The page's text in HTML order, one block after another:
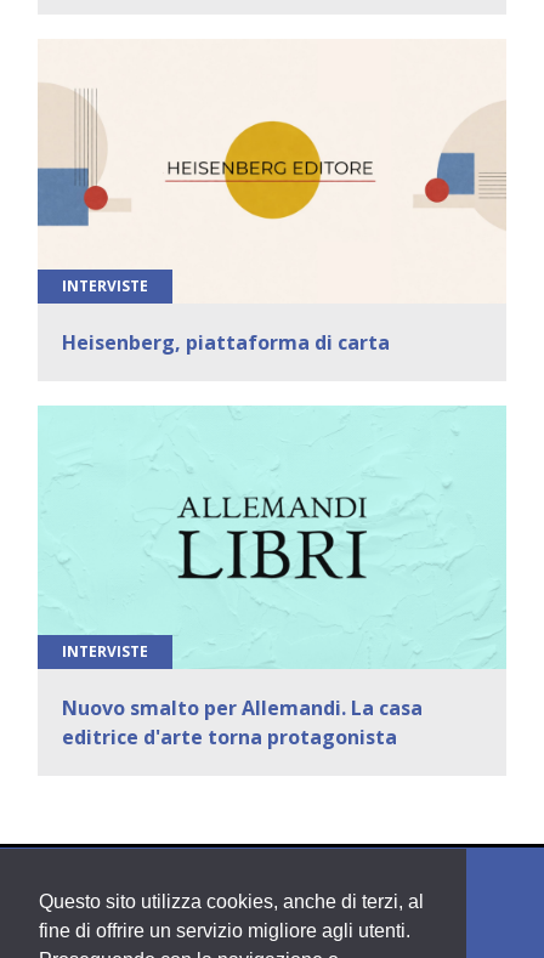
Questo sito utilizza cookies, anche di terzi, al
fine di offrire un servizio migliore agli utenti.
INTERVISTE
Heisenberg, piattaforma di carta
INTERVISTE
Nuovo smalto per Allemandi. La casa
editrice d'arte torna protagonista